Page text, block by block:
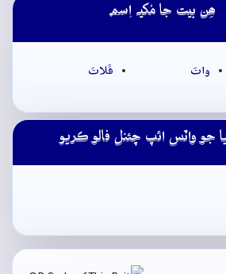
ھِن بيت جا مُکيہ اِسم
واتَ قَلاتَ
جو واٽس ائپ چئنل فالو ڪريو